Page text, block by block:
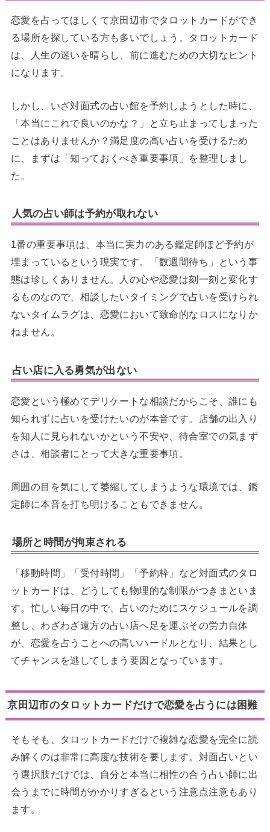
恋愛を占ってほしくて京田辺市でタロットカードができ
る場所を探している方も多いでしょう。タロットカード
は、人生の迷いを晴らし、前に進むための大切なヒント
になります。
しかし、いざ対面式の占い館を予約しようとした時に、
「本当にこれで良いのかな？」と立ち止まってしまった
ことはありませんか？満足度の高い占いを受けるため
に、まずは「知っておくべき重要事項」を整理しまし
た。
人気の占い師は予約が取れない
1番の重要事項は、本当に実力のある鑑定師ほど予約が
埋まっているという現実です。「数週間待ち」という事
態は珍しくありません。人の心や恋愛は刻一刻と変化す
るものなので、相談したいタイミングで占いを受けられ
ないタイムラグは、恋愛において致命的なロスになりか
ねません。
占い店に入る勇気が出ない
恋愛という極めてデリケートな相談だからこそ、誰にも
知られずに占いを受けたいのが本音です。店舗の出入り
を知人に見られないかという不安や、待合室での気まず
さは、相談者にとって大きな重要事項。
周囲の目を気にして萎縮してしまうような環境では、鑑
定師に本音を打ち明けることもできません。
場所と時間が拘束される
「移動時間」「受付時間」「予約枠」など対面式のタロ
ットカードは、どうしても物理的な制限がつきまといま
す。忙しい毎日の中で、占いのためにスケジュールを調
整し、わざわざ遠方の占い店へ足を運ぶその労力自体
が、恋愛を占うことへの高いハードルとなり、結果とし
てチャンスを逃してしまう要因となっています。
京田辺市のタロットカードだけで恋愛を占うには困難
そもそも、タロットカードだけで複雑な恋愛を完全に読
み解くのは非常に高度な技術を要します。対面占いとい
う選択肢だけでは、自分と本当に相性の合う占い師に出
会うまでに時間がかかりすぎるという注意点注意もあり
ます。